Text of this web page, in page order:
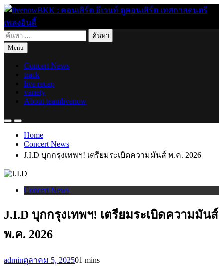
Skip
content
livenowBKK : คอนเสิร์ต อีเวนท์ ดูคอนเสิร์ต เทศกาลดนตรี เพลง
อินดี้
live for today
ค้นหา
สำหรับ:
Menu
Concert News
track
live recap
variety
About teamlivenow
Home
Concert News
J.I.D บุกกรุงเทพฯ! เตรียมระเบิดความมันส์ พ.ค. 2026
Concert News
J.I.D บุกกรุงเทพฯ! เตรียมระเบิดความมันส์
พ.ค. 2026
adminตุลาคม 5, 202501 mins